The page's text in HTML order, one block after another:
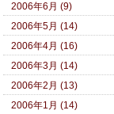
2006年6月 (9)
2006年5月 (14)
2006年4月 (16)
2006年3月 (14)
2006年2月 (13)
2006年1月 (14)